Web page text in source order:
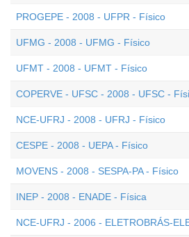
PROGEPE - 2008 - UFPR - Físico
UFMG - 2008 - UFMG - Físico
UFMT - 2008 - UFMT - Físico
COPERVE - UFSC - 2008 - UFSC -
NCE-UFRJ - 2008 - UFRJ - Físico
CESPE - 2008 - UEPA - Físico
MOVENS - 2008 - SESPA-PA - Físico
INEP - 2008 - ENADE - Física
NCE-UFRJ - 2006 - ELETROBRÁS-